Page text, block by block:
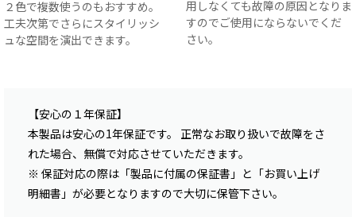
２色で複数使うのもおすすめ。
工夫次第でさらにスタイリッシ
ュな空間を演出できます。
用しなくても故障の原因となりま
すのでご使用にならないでくだ
さい。
【安心の１年保証】
本製品は安心の1年保証です。 正常なお取り扱いで故障をさ
れた場合、無償で対応させていただきます。
※ 保証対応の際は「製品に付属の保証書」と「お買い上げ
明細書」が必要となりますので大切に保管下さい。